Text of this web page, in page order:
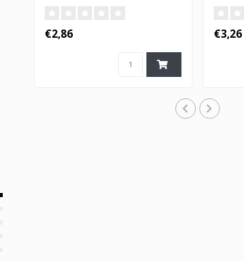
€2,86 €3,26